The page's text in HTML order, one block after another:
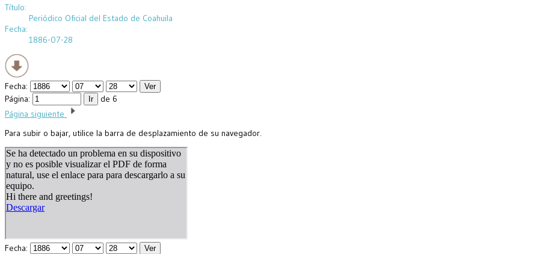
Título:
Periódico Oficial del Estado de Coahuila
Fecha:
1886-07-28
Fecha:
Página:
de 6
Página siguiente
Para subir o bajar, utilice la barra de desplazamiento de su navegador.
Fecha: